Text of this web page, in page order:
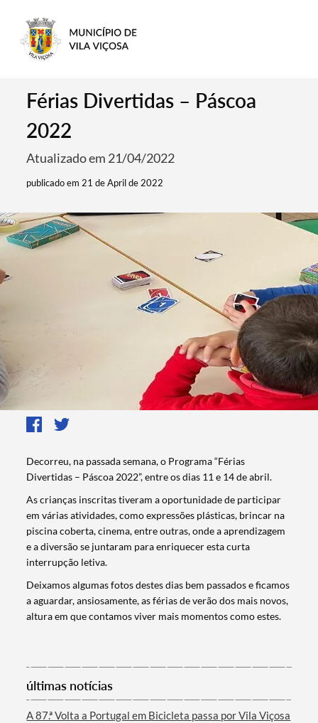
Termo de Pesquisa
Férias Divertidas – Páscoa
2022
Atualizado em 21/04/2022
publicado em 21 de April de 2022
Decorreu, na passada semana, o Programa “Férias
Divertidas – Páscoa 2022”, entre os dias 11 e 14 de abril.
As crianças inscritas tiveram a oportunidade de participar
em várias atividades, como expressões plásticas, brincar na
piscina coberta, cinema, entre outras, onde a aprendizagem
e a diversão se juntaram para enriquecer esta curta
interrupção letiva.
Deixamos algumas fotos destes dias bem passados e ficamos
a aguardar, ansiosamente, as férias de verão dos mais novos,
altura em que contamos viver mais momentos como estes.
últimas notícias
A 87.ª Volta a Portugal em Bicicleta passa por Vila Viçosa